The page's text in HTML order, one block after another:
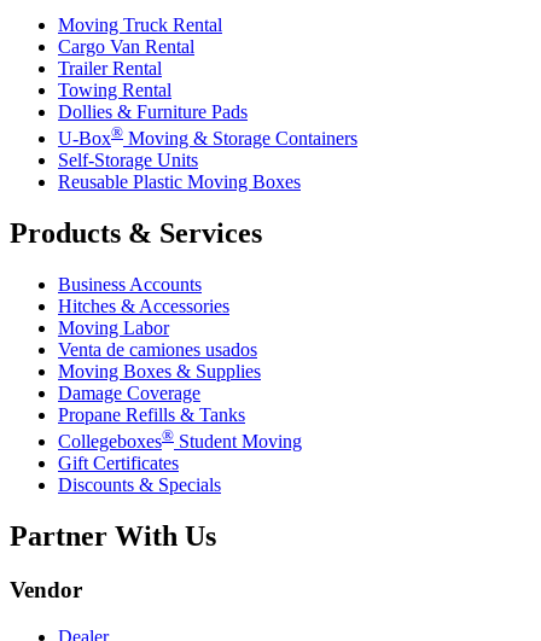
Moving Truck Rental
Cargo Van Rental
Trailer Rental
Towing Rental
Dollies & Furniture Pads
U-Box® Moving & Storage Containers
Self-Storage Units
Reusable Plastic Moving Boxes
Products & Services
Business Accounts
Hitches & Accessories
Moving Labor
Venta de camiones usados
Moving Boxes & Supplies
Damage Coverage
Propane Refills & Tanks
Collegeboxes® Student Moving
Gift Certificates
Discounts & Specials
Partner With Us
Vendor
Dealer